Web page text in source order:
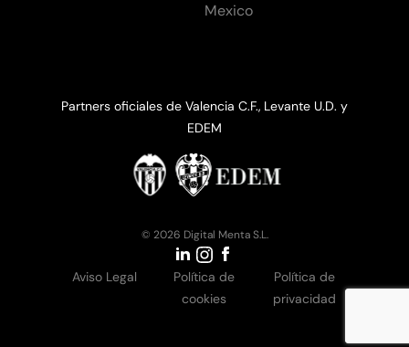
Mexico
Partners oficiales de Valencia C.F., Levante U.D. y
EDEM
© 2026 Digital Menta S.L.
Aviso Legal
Política de
cookies
Política de
privacidad